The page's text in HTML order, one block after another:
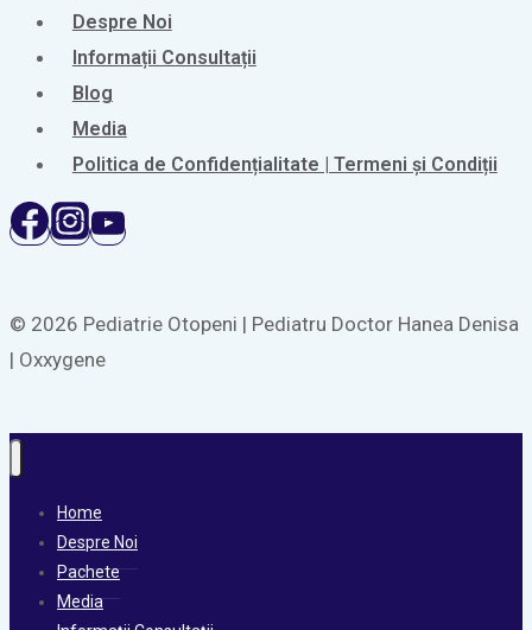
Despre Noi
Informații Consultații
Blog
Media
Politica de Confidențialitate | Termeni și Condiții
© 2026 Pediatrie Otopeni | Pediatru Doctor Hanea Denisa
| Oxxygene
Home
Despre Noi
Pachete
Media